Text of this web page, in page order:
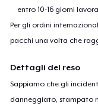
entro 10-16 giorni
Per gli ordini
pacchi una volta che
Dettagli del reso
Sappiamo che gli
danneggiato, stampato